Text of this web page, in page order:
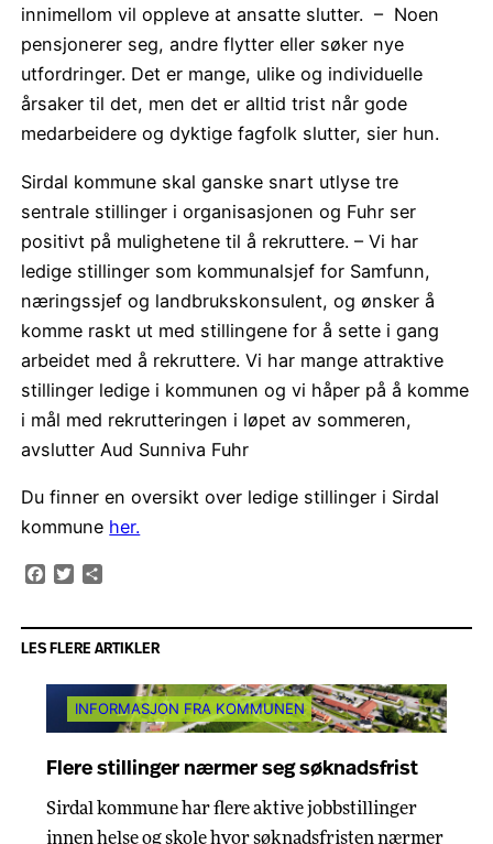
innimellom vil oppleve at ansatte slutter. – Noen
pensjonerer seg, andre flytter eller søker nye
utfordringer. Det er mange, ulike og individuelle
årsaker til det, men det er alltid trist når gode
medarbeidere og dyktige fagfolk slutter, sier hun.
Sirdal kommune skal ganske snart utlyse tre
sentrale stillinger i organisasjonen og Fuhr ser
positivt på mulighetene til å rekruttere. – Vi har
ledige stillinger som kommunalsjef for Samfunn,
næringssjef og landbrukskonsulent, og ønsker å
komme raskt ut med stillingene for å sette i gang
arbeidet med å rekruttere. Vi har mange attraktive
stillinger ledige i kommunen og vi håper på å komme
i mål med rekrutteringen i løpet av sommeren,
avslutter Aud Sunniva Fuhr
Du finner en oversikt over ledige stillinger i Sirdal
kommune her.
Facebook
Twitter
LES FLERE ARTIKLER
INFORMASJON FRA KOMMUNEN
Flere stillinger nærmer seg søknadsfrist
Sirdal kommune har flere aktive jobbstillinger
innen helse og skole hvor søknadsfristen nærmer